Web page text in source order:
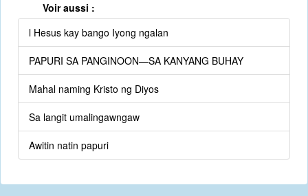
Voir aussi :
l Hesus kay bango Iyong ngalan
PAPURI SA PANGINOON—SA KANYANG BUHAY
Mahal naming Kristo ng Diyos
Sa langit umalingawngaw
Awitin natin papuri